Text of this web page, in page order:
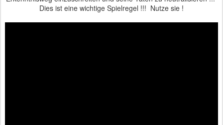
Dies ist eine wichtige Spielregel !!! Nutze sie !